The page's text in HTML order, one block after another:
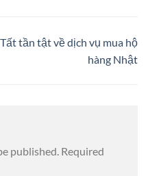
Tất tần tật về dịch vụ mua hộ
hàng Nhật
published. Required